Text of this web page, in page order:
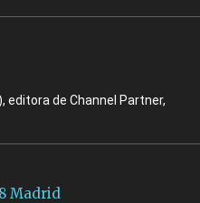
editora de Channel Partner,
Madrid